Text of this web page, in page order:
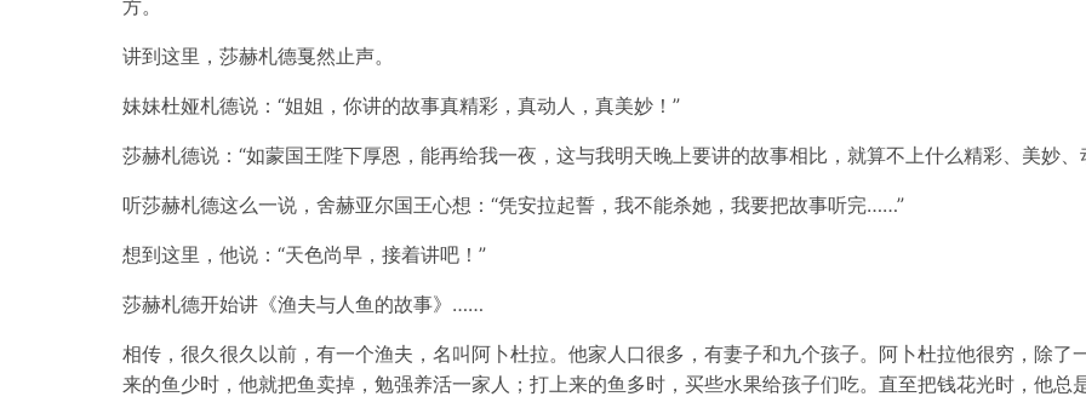
方。
讲到这里，莎赫札德戛然止声。
妹妹杜娅札德说：“姐姐，你讲的故事真精彩，真动人，真美妙！”
莎赫札德说：“如蒙国王陛下厚恩，能再给我一夜，这与我明天晚上要讲的故事相比，就算不上什么精彩、美妙、
听莎赫札德这么一说，舍赫亚尔国王心想：“凭安拉起誓，我不能杀她，我要把故事听完……”
想到这里，他说：“天色尚早，接着讲吧！”
莎赫札德开始讲《渔夫与人鱼的故事》……
相传，很久很久以前，有一个渔夫，名叫阿卜杜拉。他家人口很多，有妻子和九个孩子。阿卜杜拉他很穷，除
来的鱼少时，他就把鱼卖掉，勉强养活一家人；打上来的鱼多时，买些水果给孩子们吃。直至把钱花光时，他总